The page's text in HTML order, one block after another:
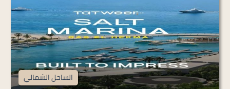
الساحل الشمالي